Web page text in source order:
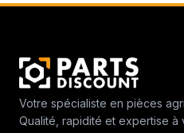
Votre spécialiste en pièces
Qualité, rapidité et expertise à